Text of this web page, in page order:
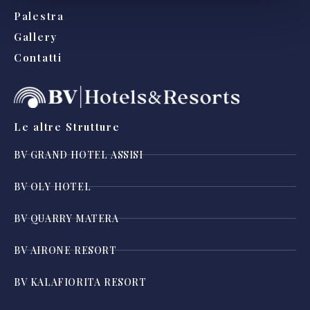
Palestra
Gallery
Contatti
Le altre Strutture
BV GRAND HOTEL ASSISI
BV OLY HOTEL
BV QUARRY MATERA
BV AIRONE RESORT
BV KALAFIORITA RESORT